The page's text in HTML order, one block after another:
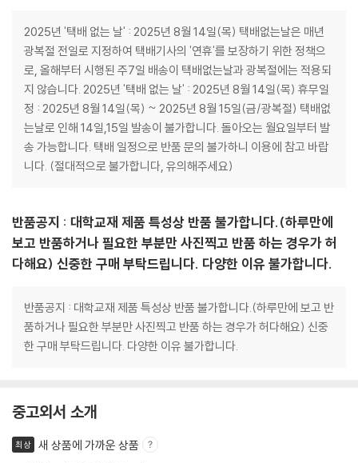
2025년 '택배 없는 날' : 2025년 8월 14일(목) 택배없는날은 매년
광복절 전일로 지정하여 택배기사의 '연휴'를 보장하기 위한 정책으
로, 올해부터 시행된 주7일 배송이 택배없는날과 광복절에는 적용되
지 않습니다. 2025년 '택배 없는 날' : 2025년 8월 14일(목) 휴무일
정 : 2025년 8월 14일(목) ~ 2025년 8월 15일(금/광복절) 택배없
는날로 인해 14일,15일 발송이 불가합니다. 돌아오는 월요일부터 발
송 가능합니다. 택배 일정으로 반품 문의 불가하니 이용에 참고 바랍
니다. (절대적으로 불가합니다, 유의해주세요)
반품공지 : 대학교재 제품 특성상 반품 불가합니다.(하루만에
보고 반품하거나 필요한 부분만 사진찍고 반품 하는 경우가 허
다해요) 신중한 구매 부탁드립니다. 다양한 이유 불가합니다.
반품공지 : 대학교재 제품 특성상 반품 불가합니다.(하루만에 보고 반
품하거나 필요한 부분만 사진찍고 반품 하는 경우가 허다해요) 신중
한 구매 부탁드립니다. 다양한 이유 불가합니다.
중고외서 소개
최상
새 상품에 가까운 상품